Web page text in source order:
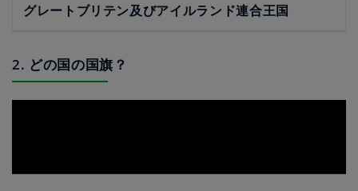
グレートブリテン及びアイルランド連合王国
2. どの国の国旗？